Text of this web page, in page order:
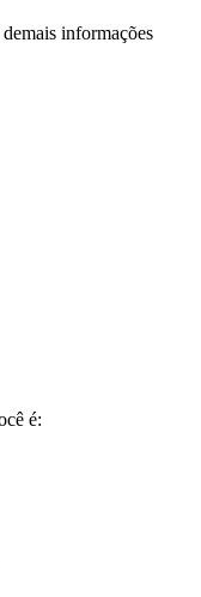
informações
é: